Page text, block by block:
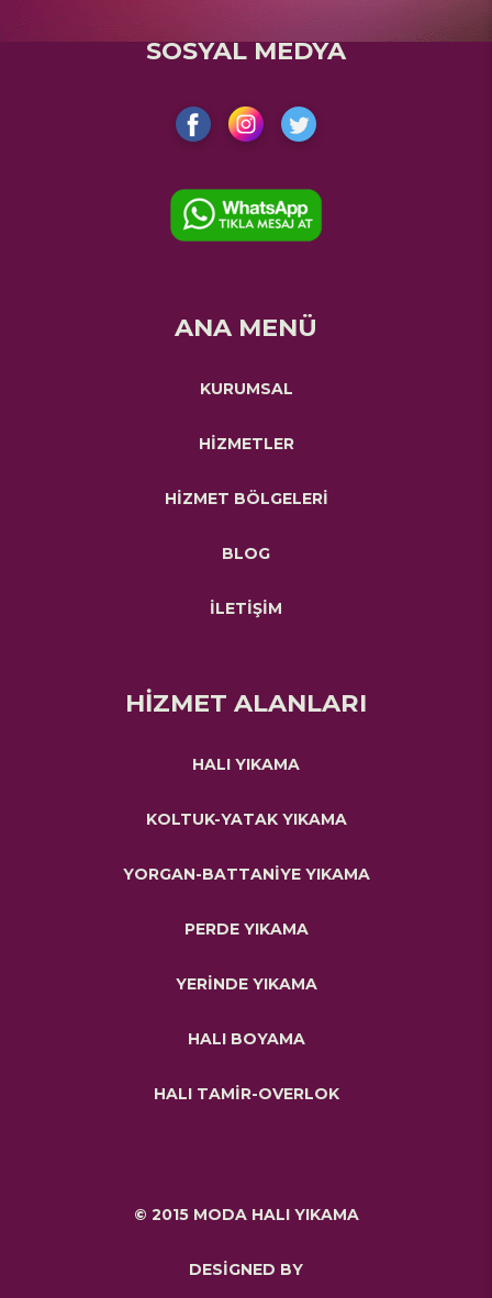
SOSYAL MEDYA
ANA MENÜ
KURUMSAL
HİZMETLER
HİZMET BÖLGELERİ
BLOG
İLETİŞİM
HİZMET ALANLARI
HALI YIKAMA
KOLTUK-YATAK YIKAMA
YORGAN-BATTANİYE YIKAMA
PERDE YIKAMA
YERİNDE YIKAMA
HALI BOYAMA
HALI TAMİR-OVERLOK
© 2015 MODA HALI YIKAMA
DESİGNED BY